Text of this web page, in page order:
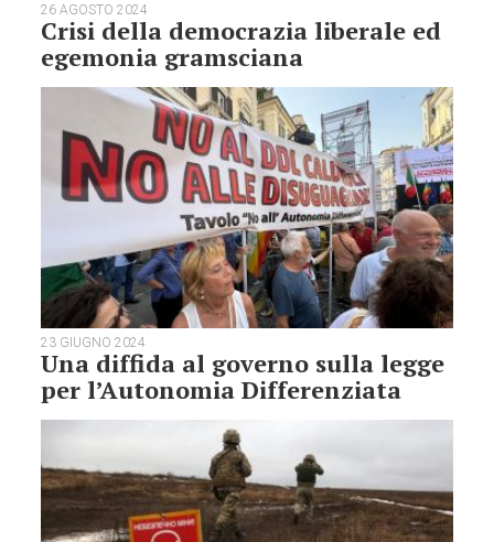
26 AGOSTO 2024
Crisi della democrazia liberale ed
egemonia gramsciana
23 GIUGNO 2024
Una diffida al governo sulla legge
per l’Autonomia Differenziata